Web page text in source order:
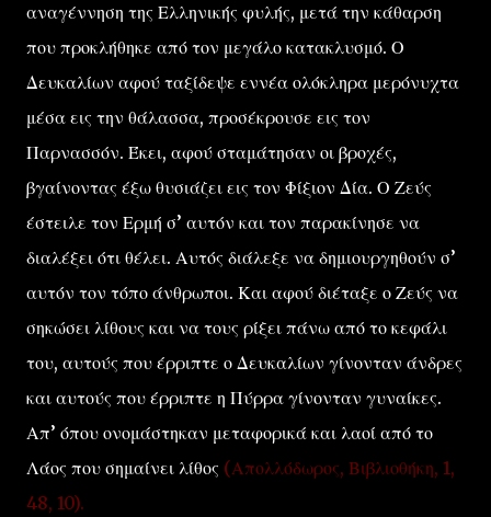
αναγέννηση της Ελληνικής φυλής, μετά την κάθαρση
που προκλήθηκε από τον μεγάλο κατακλυσμό. Ο
Δευκαλίων αφού ταξίδεψε εννέα ολόκληρα μερόνυχτα
μέσα εις την θάλασσα, προσέκρουσε εις τον
Παρνασσόν. Έκει, αφού σταμάτησαν οι βροχές,
βγαίνοντας έξω θυσιάζει εις τον Φίξιον Δία. Ο Ζεύς
έστειλε τον Ερμή σ’ αυτόν και τον παρακίνησε να
διαλέξει ότι θέλει. Αυτός διάλεξε να δημιουργηθούν σ’
αυτόν τον τόπο άνθρωποι. Και αφού διέταξε ο Ζεύς να
σηκώσει λίθους και να τους ρίξει πάνω από το κεφάλι
του, αυτούς που έρριπτε ο Δευκαλίων γίνονταν άνδρες
και αυτούς που έρριπτε η Πύρρα γίνονταν γυναίκες.
Απ’ όπου ονομάστηκαν μεταφορικά και λαοί από το
Λάος που σημαίνει λίθος (Απολλόδωρος, Βιβλιοθήκη, 1,
48, 10).